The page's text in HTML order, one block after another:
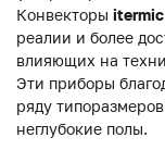
Конвекторы itermic
реалии и более
влияющих на
Эти приборы
ряду
неглубокие полы.